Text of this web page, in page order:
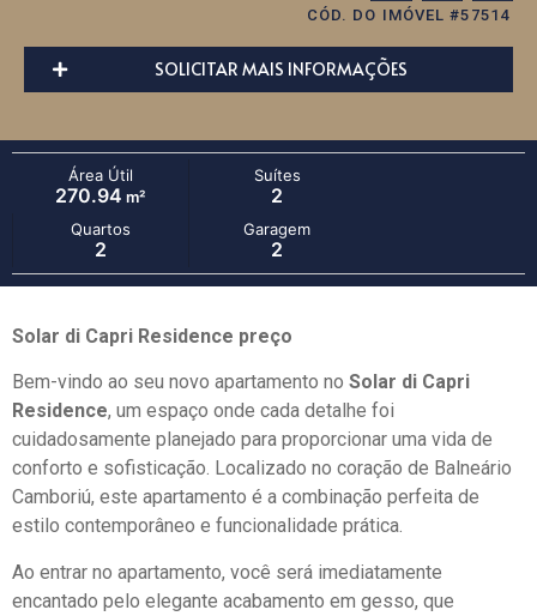
CÓD. DO IMÓVEL #57514
SOLICITAR MAIS INFORMAÇÕES
Área Útil
270.94 m²
Suítes
2
Quartos
2
Garagem
2
Solar di Capri Residence preço
Bem-vindo ao seu novo apartamento no Solar di Capri
Residence, um espaço onde cada detalhe foi
cuidadosamente planejado para proporcionar uma vida de
conforto e sofisticação. Localizado no coração de Balneário
Camboriú, este apartamento é a combinação perfeita de
estilo contemporâneo e funcionalidade prática.
Ao entrar no apartamento, você será imediatamente
encantado pelo elegante acabamento em gesso, que